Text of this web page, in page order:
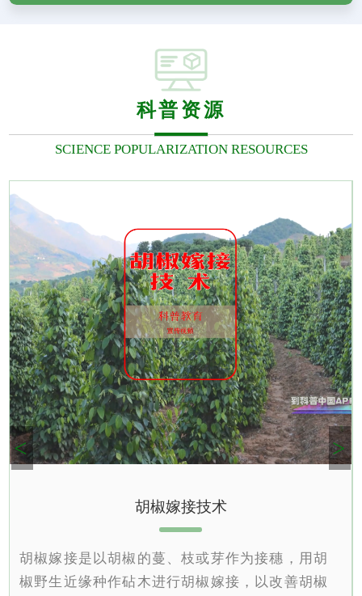
济南市历城区草莓协会
武红梅
杨馥羽
济南市历城区南部山区蜂业协会
张莉
济南市长清茶叶协会
肖舒荣
科普资源
SCIENCE POPULARIZATION RESOURCES
胡椒嫁接技术
胡椒嫁接是以胡椒的蔓、枝或芽作为接穗，用胡
椒野生近缘种作砧木进行胡椒嫁接，以改善胡椒
< >